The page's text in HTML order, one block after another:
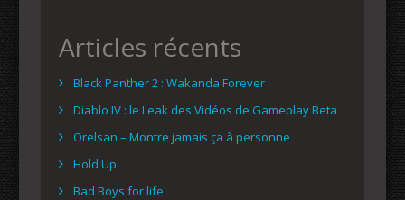
Articles récents
Black Panther 2 : Wakanda Forever
Diablo IV : le Leak des Vidéos de Gameplay Beta
Orelsan – Montre jamais ça à personne
Hold Up
Bad Boys for life